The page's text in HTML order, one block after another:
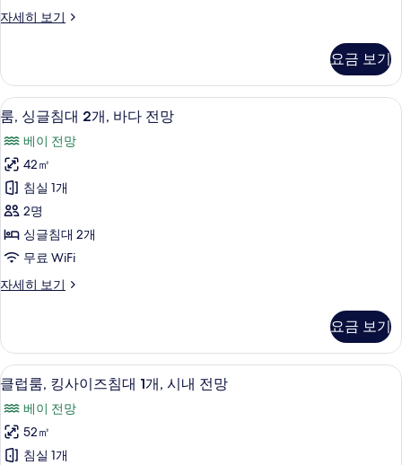
개,
다
전
망
사
진
모
두
보
기
자세히 보기
룸,
즈
침
대
1
개,
바
다
전
망
자
세
히
기
요금 보기
룸,
싱
글
침
대
2
개,
바
다
망
사
진
모
두
보
룸, 싱글침대 2개, 바다 전망 | 미니바,
11
룸, 싱글침대 2개, 바다 전망
베이 전망
42㎡
침실 1개
2명
싱글침대 2개
무료 WiFi
자세히 보기
룸,
대
개,
다
전
망
자
요금 보기
클
럽
룸,
킹
미니바, 객실 내 금고, 책상, 다리미/다
6
클럽룸, 킹사이즈침대 1개, 시내 전망
베이 전망
52㎡
침실 1개